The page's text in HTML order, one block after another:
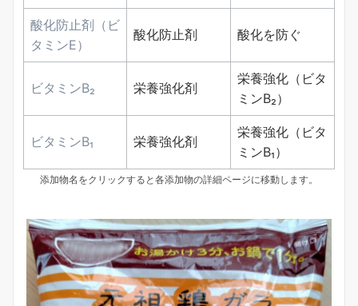
酸化防止剤（ビ
タミンE）
酸化防止剤 酸化を防ぐ
ビタミンB₂ 栄養強化剤
栄養強化（ビタ
ミンB₂）
ビタミンB₁ 栄養強化剤
栄養強化（ビタ
ミンB₁）
添加物名をクリックすると各添加物の詳細ページに移動します。